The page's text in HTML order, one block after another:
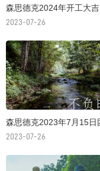
森思德克2024年开工大吉
2023-07-26
2023-07-26